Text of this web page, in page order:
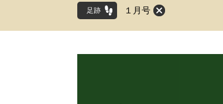
１月号